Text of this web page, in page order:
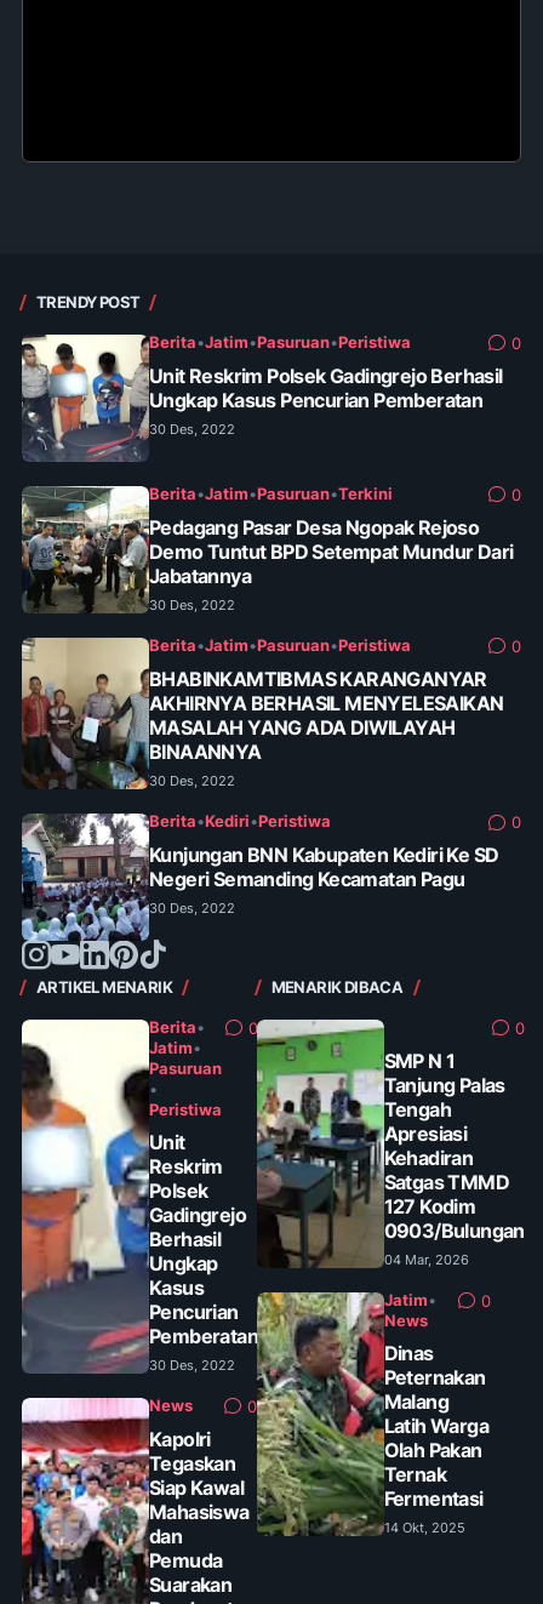
TRENDY POST
Berita•Jatim•Pasuruan•Peristiwa 0
Unit Reskrim Polsek Gadingrejo Berhasil
Ungkap Kasus Pencurian Pemberatan
30 Des, 2022
Berita•Jatim•Pasuruan•Terkini 0
Pedagang Pasar Desa Ngopak Rejoso
Demo Tuntut BPD Setempat Mundur Dari
Jabatannya
30 Des, 2022
Berita•Jatim•Pasuruan•Peristiwa 0
BHABINKAMTIBMAS KARANGANYAR
AKHIRNYA BERHASIL MENYELESAIKAN
MASALAH YANG ADA DIWILAYAH
BINAANNYA
30 Des, 2022
Berita•Kediri•Peristiwa 0
Kunjungan BNN Kabupaten Kediri Ke SD
Negeri Semanding Kecamatan Pagu
30 Des, 2022
ARTIKEL MENARIK
Berita•
Jatim•
Pasuruan
•
Peristiwa
0
Unit
Reskrim
Polsek
Gadingrejo
Berhasil
Ungkap
Kasus
Pencurian
Pemberatan
30 Des, 2022
News 0
Kapolri
Tegaskan
Siap Kawal
Mahasiswa
dan
Pemuda
Suarakan
MENARIK DIBACA
0
SMP N 1
Tanjung Palas
Tengah
Apresiasi
Kehadiran
Satgas TMMD
127 Kodim
0903/Bulungan
04 Mar, 2026
Jatim•
News
0
Dinas
Peternakan
Malang
Latih Warga
Olah Pakan
Ternak
Fermentasi
14 Okt, 2025